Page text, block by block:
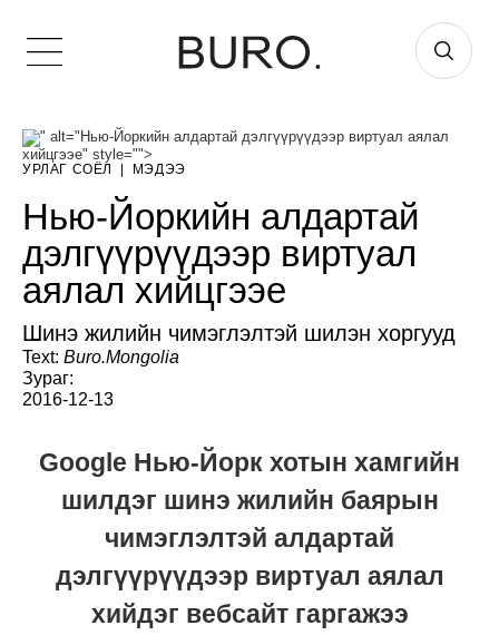
" alt="Нью-Йоркийн алдартай дэлгүүрүүдээр виртуал аялал
хийцгээе" style="">
УРЛАГ СОЁЛ МЭДЭЭ
Нью-Йоркийн алдартай
дэлгүүрүүдээр виртуал
аялал хийцгээе
Шинэ жилийн чимэглэлтэй шилэн хоргууд
Text: Buro.Mongolia
Зураг:
2016-12-13
Google Нью-Йорк хотын хамгийн
шилдэг шинэ жилийн баярын
чимэглэлтэй алдартай
дэлгүүрүүдээр виртуал аялал
хийдэг вебсайт гаргажээ